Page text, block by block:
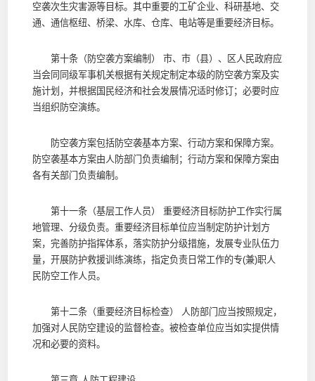
空袭次生灾害源等目标。其中重要的工矿企业、科研基地、交
通、通信枢纽、桥梁、水库、仓库、电站等是重要经济目标。
第十条（防空袭方案编制） 市、市（县）、区人民政府应
当会同同级军事机关根据有关规定制定本级的防空袭方案及实
施计划，并根据国民经济和社会发展情况适时修订；必要时应
当组织防空演练。
防空袭方案包括防空袭基本方案、行动方案和保障方案。
防空袭基本方案由人防部门负责编制；行动方案和保障方案由
各有关部门负责编制。
第十一条（基层工作人员） 重要经济目标防护工作实行属
地管理、分级负责。重要经济目标单位应当制定防护计划方
案，完善防护指挥体系，落实防护分级措施，发展专业队伍力
量，开展防护救援训练演练，指定负责日常工作的专(兼)职人
民防空工作人员。
第十二条（重要经济目标检查） 人防部门应当按照规定，
加强对人民防空建设的监督检查。被检查单位应当如实提供情
况和必要的资料。